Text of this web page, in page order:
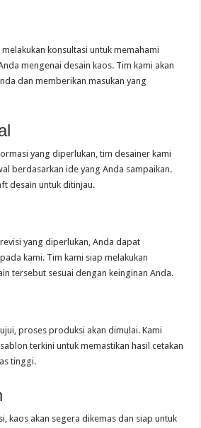
konsultasi untuk memahami
mengenai desain kaos. Tim kami akan
dan memberikan masukan yang
yang diperlukan, tim desainer kami
berdasarkan ide yang Anda sampaikan.
desain untuk ditinjau.
yang diperlukan, Anda dapat
kami. Tim kami siap melakukan
tersebut sesuai dengan keinginan Anda.
proses produksi akan dimulai. Kami
terkini untuk memastikan hasil cetakan
tinggi.
kaos akan segera dikemas dan siap untuk